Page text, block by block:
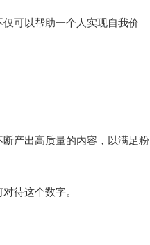
可以帮助一个人实现自我价
产出高质量的内容，以满足粉
待这个数字。